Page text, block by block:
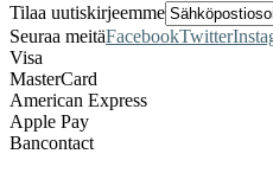
Tilaa uutiskirjeemme
Seuraa meitäFacebookTwitter
Visa
MasterCard
American Express
Apple Pay
Bancontact